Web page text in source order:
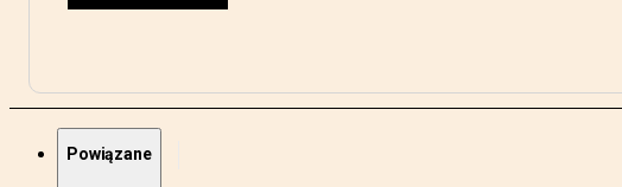
Powiązane